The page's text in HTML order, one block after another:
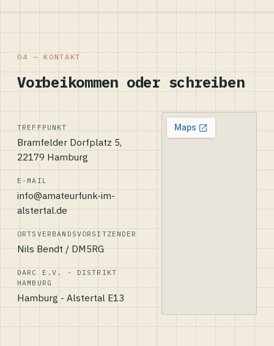
04 — KONTAKT
Vorbeikommen oder schreiben
TREFFPUNKT
Bramfelder Dorfplatz 5,
22179 Hamburg
E-MAIL
info@amateurfunk-im-
alstertal.de
ORTSVERBANDSVORSITZENDER
Nils Bendt / DM5RG
DARC E.V. - DISTRIKT
HAMBURG
Hamburg - Alstertal E13